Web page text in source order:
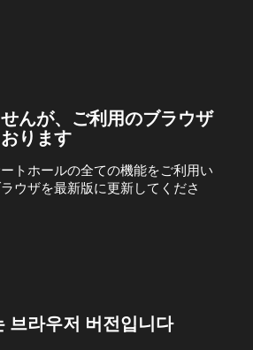
んが、ご利用のブラウザ
ります
トホールの全ての機能をご利用い
ウザを最新版に更新してくださ
브라우저 버전입니다